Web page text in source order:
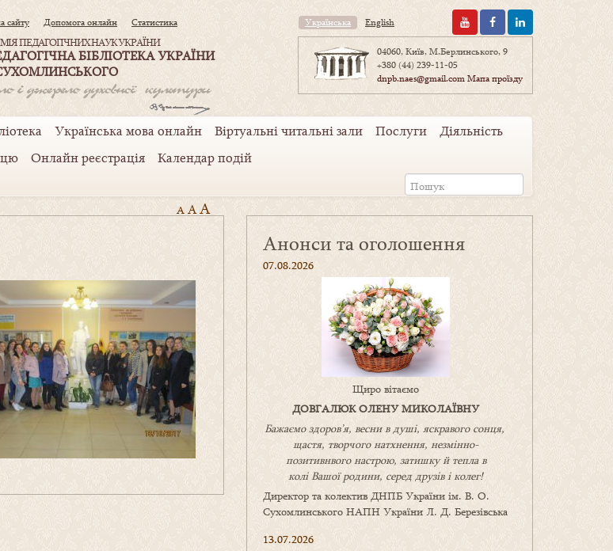
сайту Допомога онлайн Статистика
ПЕДАГОГІЧНИХ НАУК УКРАЇНИ
БІБЛІОТЕКА УКРАЇНИ
Українська English
04060, Київ, М.Берлинського, 9
+380 (44) 239-11-05
dnpb.naes@gmail.comМапа проїзду
Українська мова онлайн Віртуальні читальні зали Послуги
Діяльність
Онлайн реєстрація Календар подій
A AA
Анонси та оголошення
07.08.2026
Щиро вітаємо
ДОВГАЛЮК ОЛЕНУ МИКОЛАЇВНУ
Бажаємо здоров’я, весни в душі, яскравого сонця,
щастя, творчого натхнення, незмінно-
позитивнвого настрою, затишкуйтепла в
коліВашоїродини, серед друзів і колег!
Директор та колектив ДНПБ України ім. В. О.
Сухомлинського НАПН України Л. Д. Березівська
13.07.2026